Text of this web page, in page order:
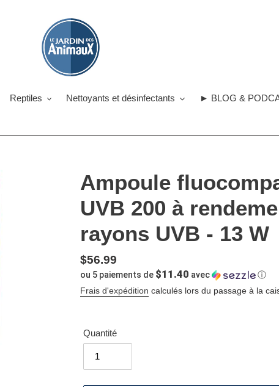
Reptiles Nettoyants et désinfectants ► BLOG &
Ampoule
UVB 200 à
rayons UVB - 13 W
Prix
normal
$56.99
ou 5 paiements de $11.40 avec
ⓘ
Frais d'expédition calculés lors du passage à la
Quantité